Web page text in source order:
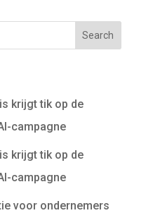
krijgt tik op de
campagne
krijgt tik op de
campagne
voor ondernemers